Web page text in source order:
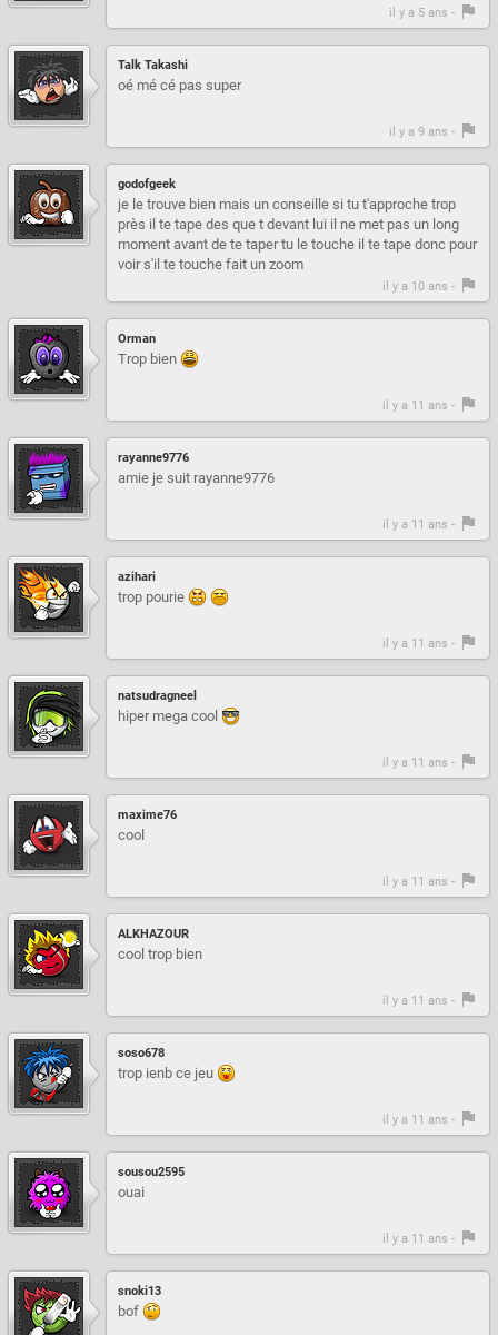
il y a 5 ans -
Talk Takashi
oé mé cé pas super
il y a 9 ans -
godofgeek
je le trouve bien mais un conseille si tu t'approche trop
près il te tape des que t devant lui il ne met pas un long
moment avant de te taper tu le touche il te tape donc pour
voir s'il te touche fait un zoom
il y a 10 ans -
Orman
Trop bien
il y a 11 ans -
rayanne9776
amie je suit rayanne9776
il y a 11 ans -
azihari
trop pourie
il y a 11 ans -
natsudragneel
hiper mega cool
il y a 11 ans -
maxime76
cool
il y a 11 ans -
ALKHAZOUR
cool trop bien
il y a 11 ans -
soso678
trop ienb ce jeu
il y a 11 ans -
sousou2595
ouai
il y a 11 ans -
snoki13
bof